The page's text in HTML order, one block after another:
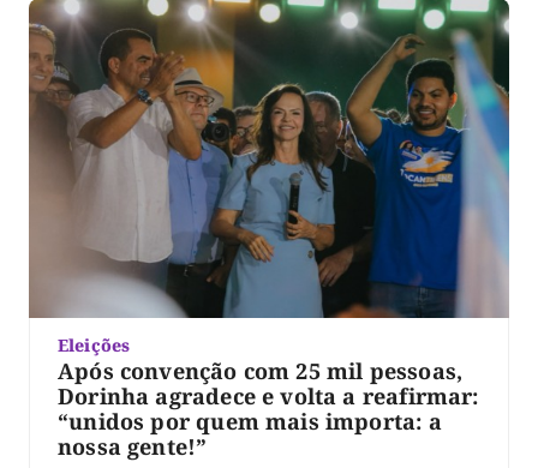
Eleições
Após convenção com 25 mil pessoas,
Dorinha agradece e volta a reafirmar:
“unidos por quem mais importa: a
nossa gente!”